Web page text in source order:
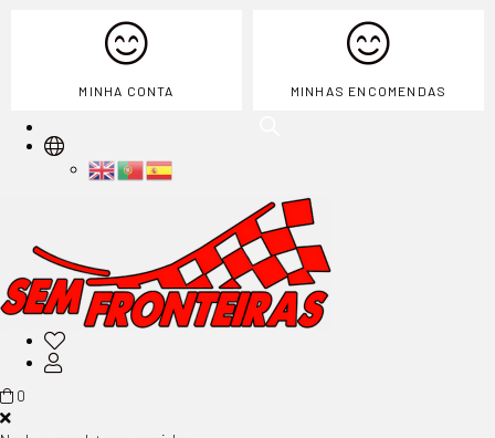
MINHA CONTA MINHAS ENCOMENDAS
0